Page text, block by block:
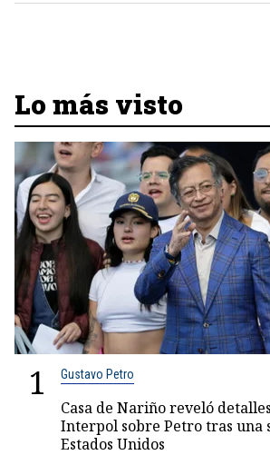
Lo más visto
1 Gustavo Petro
Casa de Nariño reveló
Interpol sobre Petro tras una
Estados Unidos